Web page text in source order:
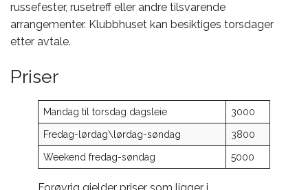
russefester, rusetreff eller andre tilsvarende
arrangementer. Klubbhuset kan besiktiges torsdager
etter avtale.
Priser
Mandag til torsdag dagsleie 3000
Fredag-lørdag\lørdag-søndag 3800
Weekend fredag-søndag 5000